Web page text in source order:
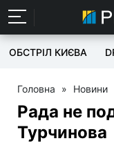
ОБСТРІЛ КИЄВА
Головна » Новини
Рада не
Турчинова